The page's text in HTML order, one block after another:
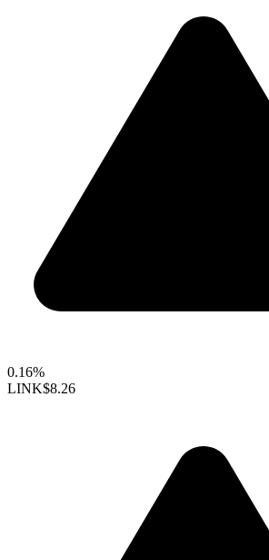
0.16%
LINK$8.26